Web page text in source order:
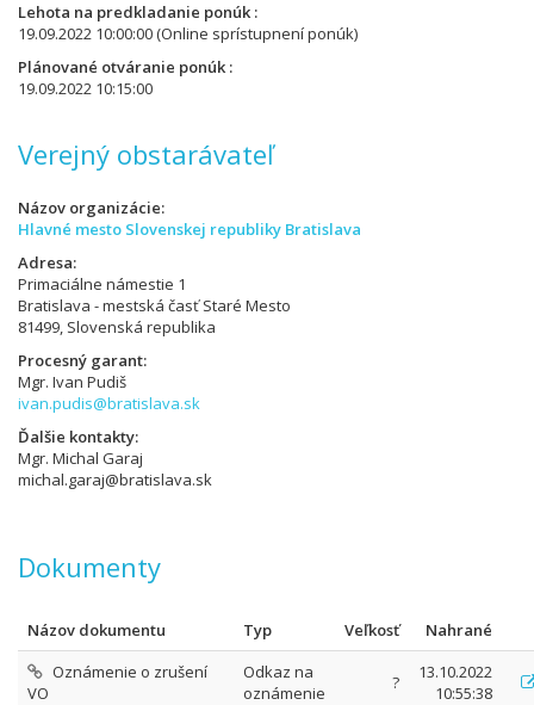
Lehota na predkladanie ponúk
19.09.2022 10:00:00(Online sprístupnení ponúk)
Plánované otváranie ponúk
19.09.2022 10:15:00
Verejný obstarávateľ
Názov organizácie
Hlavné mesto Slovenskej republiky Bratislava
Adresa
Primaciálne námestie 1
Bratislava - mestská časť Staré Mesto
81499, Slovenská republika
Procesný garant
Mgr. Ivan Pudiš
ivan.pudis@bratislava.sk
Ďalšie kontakty
Mgr. Michal Garaj
michal.garaj@bratislava.sk
Dokumenty
Názov dokumentu Typ Veľkosť
Nahrané
Oznámenie o zrušení
VO
Odkaz na
oznámenie
?
13.10.2022
10:55:38